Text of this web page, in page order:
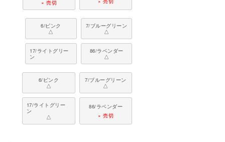
× 売切
6/ピンク
△
7/ブルーグリーン
△
17/ライトグリー
ン
86/ラベンダー
△
6/ピンク
△
7/ブルーグリーン
△
17/ライトグリー
ン
△
86/ラベンダー
× 売切